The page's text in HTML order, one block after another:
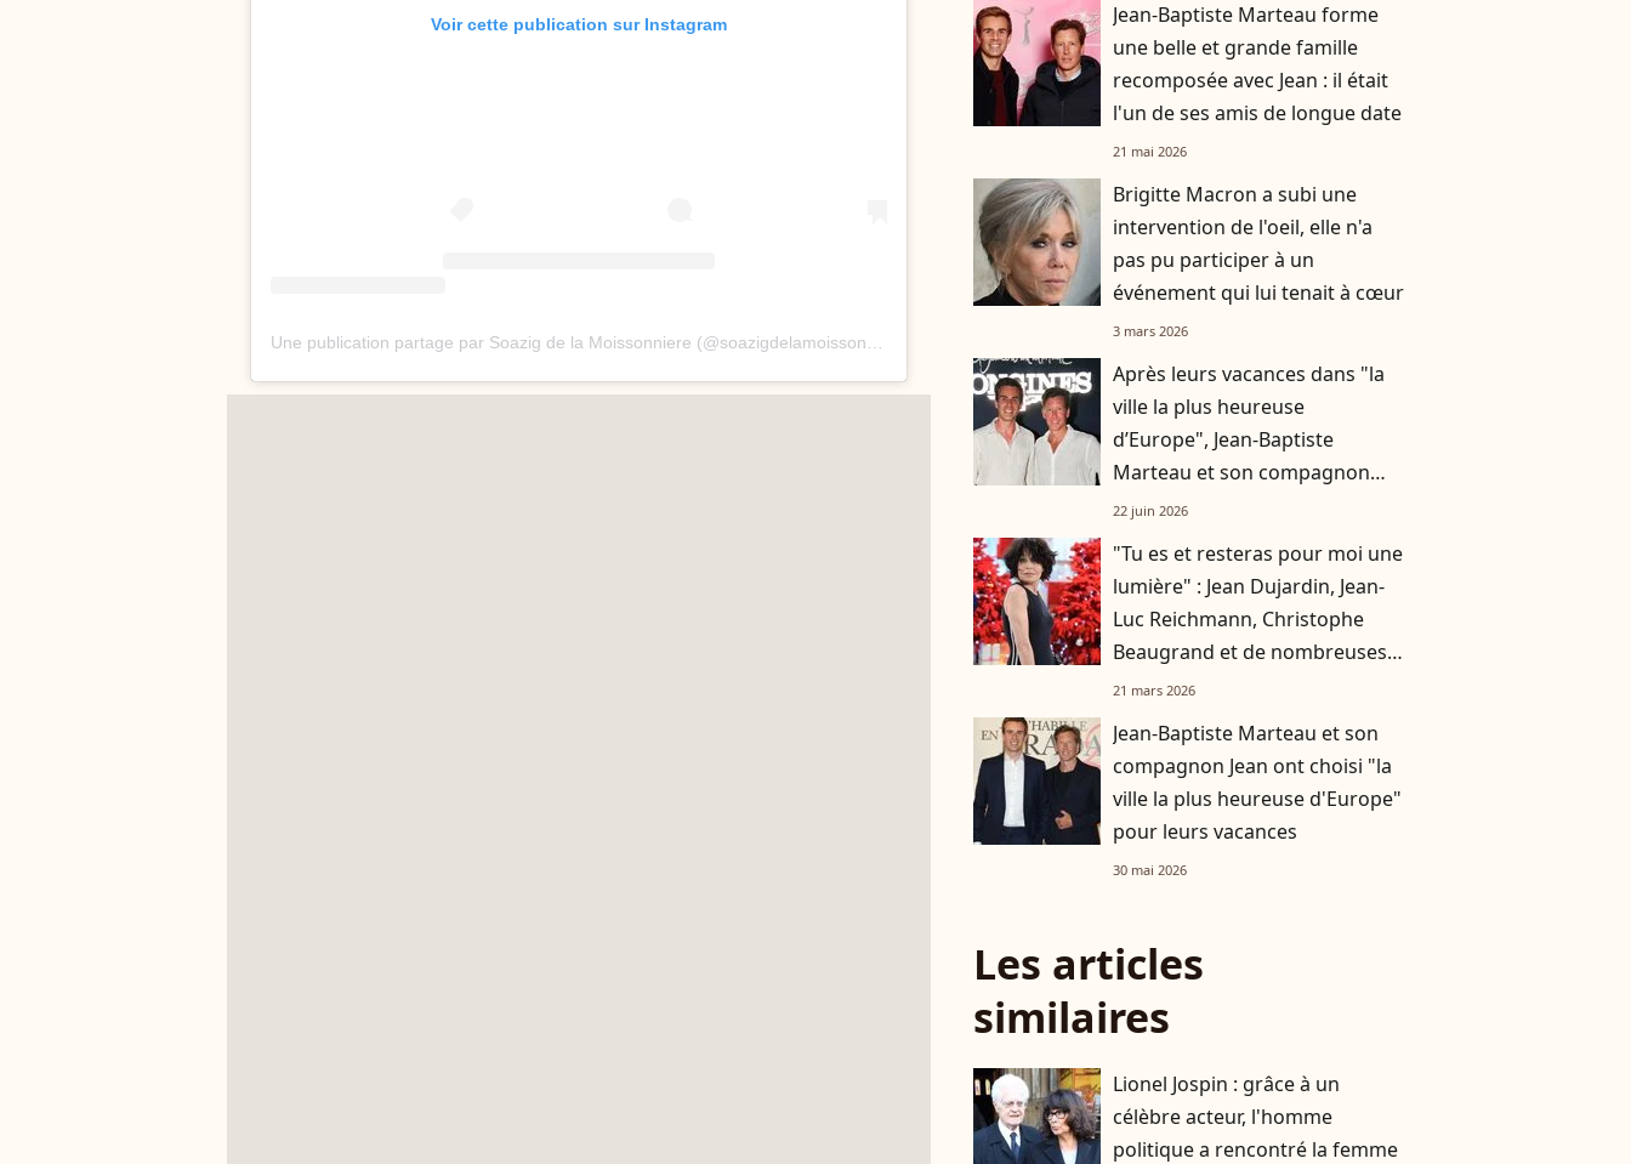
Voir cette publication sur Instagram
Jean-Baptiste Marteau forme
une belle et grande famille
recomposée avec Jean : il était
l'un de ses amis de longue date
21 mai 2026
Brigitte Macron a subi une
intervention de l'oeil, elle n'a
pas pu participer à un
événement qui lui tenait à cœur
3 mars 2026
Après leurs vacances dans "la
ville la plus heureuse
d’Europe", Jean-Baptiste
Marteau et son compagnon
Jean s’affichent à un événement
22 juin 2026
"Tu es et resteras pour moi une
lumière" : Jean Dujardin, Jean-
Luc Reichmann, Christophe
Beaugrand et de nombreuses
personnalités saluent une
21 mars 2026
Jean-Baptiste Marteau et son
compagnon Jean ont choisi "la
ville la plus heureuse d'Europe"
pour leurs vacances
30 mai 2026
Les articles
similaires
Lionel Jospin : grâce à un
célèbre acteur, l'homme
politique a rencontré la femme